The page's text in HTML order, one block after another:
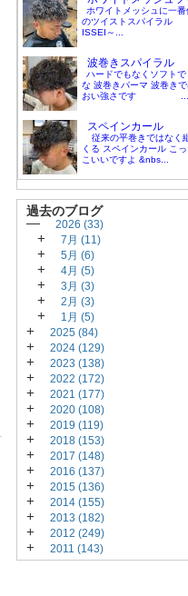
ホワイトメッシュに一
のツイストス
ISSEI～...
波巻きスパイラル
ハードでもなくソフト
な 波巻きパーマ 波巻き
おい強さです ...
スペインカール
従来の平巻きではなく
くる スペインカール こ
こいいですよ &nbs...
過去のブログ
—
2026 (33)
+ 7月(11)
+ 5月(6)
+ 4月(5)
+ 3月(3)
+ 2月(3)
+ 1月(5)
+ 2025 (84)
+ 2024 (129)
+ 2023 (138)
+ 2022 (172)
+ 2021 (177)
+ 2020 (108)
+ 2019 (119)
+ 2018 (153)
+ 2017 (148)
+ 2016 (137)
+ 2015 (136)
+ 2014 (155)
+ 2013 (182)
+ 2012 (249)
+ 2011 (143)